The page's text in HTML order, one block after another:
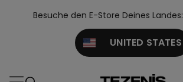
Besuche den E-Store Deines Landes:
UNITED STATES